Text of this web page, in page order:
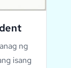
ng
isang